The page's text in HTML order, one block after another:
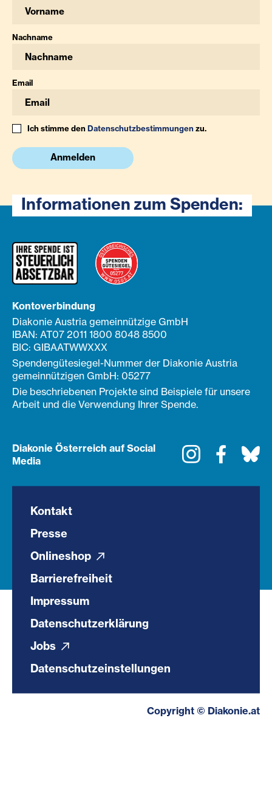
Nachname
Email
Ich stimme denDatenschutzbestimmungenzu.
Anmelden
Informationen zum Spenden:
Kontoverbindung
Diakonie Austria gemeinnützige GmbH
IBAN: AT07 2011 1800 8048 8500
BIC: GIBAATWWXXX
Spendengütesiegel-Nummer der Diakonie Austria
gemeinnützigen GmbH: 05277
Die beschriebenen Projekte sind Beispiele für unsere
Arbeit und die Verwendung Ihrer Spende.
Diakonie Österreich auf Social
Media
Instagram
Kontakt
Presse
Onlineshop
Barrierefreiheit
Impressum
Datenschutzerklärung
Jobs
Datenschutzeinstellungen
Copyright © Diakonie.at